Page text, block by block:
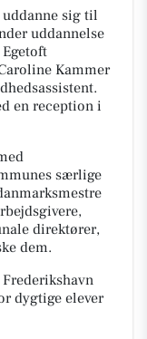
uddanne sig til
uddannelse
Kammer
en reception i
særlige
direktører,
dem.
dygtige elever